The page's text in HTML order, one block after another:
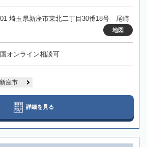
埼玉県新座市東北二丁目30番18号 尾崎
地図
オンライン相談可
新座市
詳細を見る